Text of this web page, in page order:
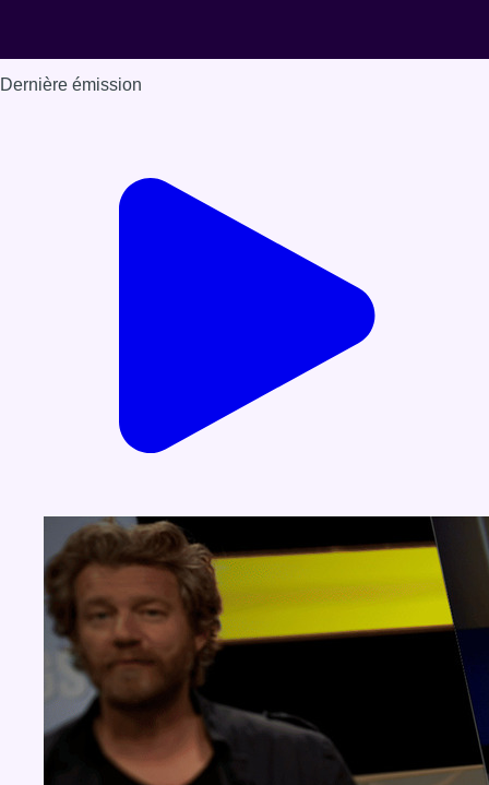
Dernière émission